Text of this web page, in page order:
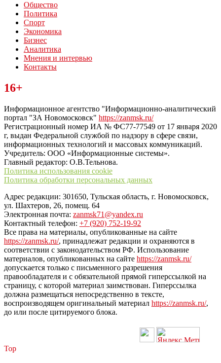
Общество
Политика
Спорт
Экономика
Бизнес
Аналитика
Мнения и интервью
Контакты
Читайте последние новости дня в Тульской области на сайте
“ЗаНовомосковск”
16+
Информационное агентство "Информационно-аналитический
портал "ЗА Новомосковск" https://zanmsk.ru/
Регистрационный номер ИА № ФС77-77549 от 17 января 2020
г, выдан Федеральной службой по надзору в сфере связи,
информационных технологий и массовых коммуникаций.
Учредитель: ООО «Информационные системы».
Главный редактор: О.В.Тельнова.
Политика использования cookie
Политика обработки персональных данных
Адрес редакции: 301650, Тульская область, г. Новомосковск,
ул. Шахтеров, 26, помещ. 64
Электронная почта: zanmsk71@yandex.ru
Контактный телефон: +7 (920) 752-19-92
Все права на материалы, опубликованные на сайте
https://zanmsk.ru/, принадлежат редакции и охраняются в
соответствии с законодательством РФ. Использование
материалов, опубликованных на сайте https://zanmsk.ru/
допускается только с письменного разрешения
правообладателя и с обязательной прямой гиперссылкой на
страницу, с которой материал заимствован. Гиперссылка
должна размещаться непосредственно в тексте,
воспроизводящем оригинальный материал https://zanmsk.ru/,
до или после цитируемого блока.
Top